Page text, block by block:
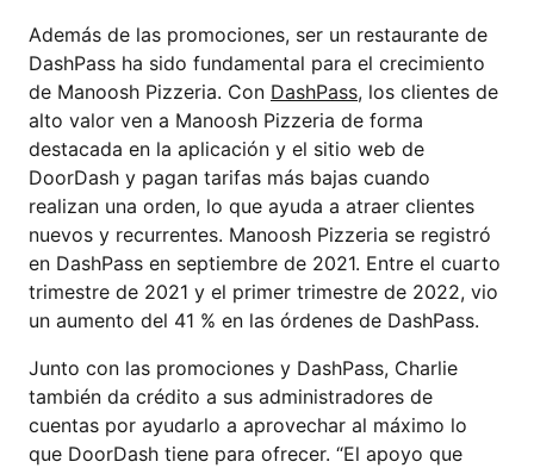
Además de las promociones, ser un restaurante de
DashPass ha sido fundamental para el crecimiento
de Manoosh Pizzeria. Con DashPass, los clientes de
alto valor ven a Manoosh Pizzeria de forma
destacada en la aplicación y el sitio web de
DoorDash y pagan tarifas más bajas cuando
realizan una orden, lo que ayuda a atraer clientes
nuevos y recurrentes. Manoosh Pizzeria se registró
en DashPass en septiembre de 2021. Entre el cuarto
trimestre de 2021 y el primer trimestre de 2022, vio
un aumento del 41 % en las órdenes de DashPass.
Junto con las promociones y DashPass, Charlie
también da crédito a sus administradores de
cuentas por ayudarlo a aprovechar al máximo lo
que DoorDash tiene para ofrecer. “El apoyo que